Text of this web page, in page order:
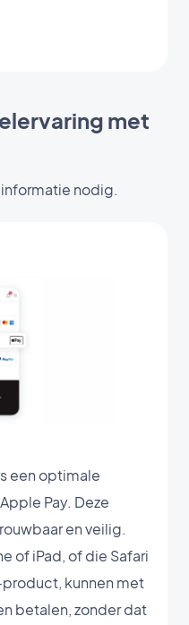
met
nodig.
een optimale
Pay. Deze
en veilig.
of iPad, of die Safari
kunnen met
betalen, zonder dat